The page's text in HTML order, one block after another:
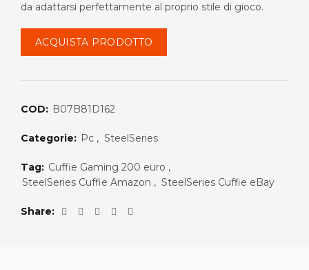
da adattarsi perfettamente al proprio stile di gioco.
ACQUISTA PRODOTTO
COD: B07B81D162
Categorie: Pc , SteelSeries
Tag: Cuffie Gaming 200 euro ,
SteelSeries Cuffie Amazon , SteelSeries Cuffie eBay
Share